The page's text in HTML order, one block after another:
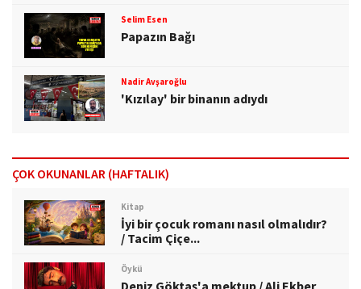
Selim Esen
Papazın Bağı
Nadir Avşaroğlu
'Kızılay' bir binanın adıydı
ÇOK OKUNANLAR (HAFTALIK)
Kitap
İyi bir çocuk romanı nasıl olmalıdır?
/ Tacim Çiçe...
Öykü
Deniz Göktaş'a mektup / Ali Ekber